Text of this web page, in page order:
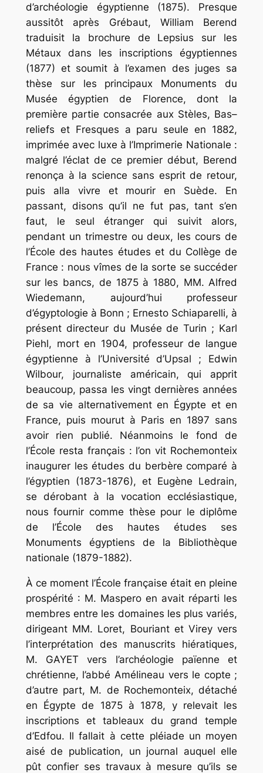
d’archéologie
égyptienne (1875). Presque
aussitôt après Grébaut, William Berend
traduisit la brochure de Lepsius sur les
Métaux
dans les inscriptions
égyptiennes
(1877) et soumit à l’examen des juges sa
thèse sur les principaux Monuments
du
Musée
égyptien de Florence, dont la
première partie consacrée aux Stèles, Bas–
reliefs et Fresques a paru seule en 1882,
imprimée avec luxe à l’Imprimerie Nationale :
malgré l’éclat de ce premier début, Berend
renonça à la science sans esprit de retour,
puis alla vivre et mourir en Suède. En
passant, disons qu’il ne fut pas, tant s’en
faut, le seul étranger qui suivit alors,
pendant un trimestre ou deux, les cours de
l’École des hautes études et du Collège de
France : nous vîmes de la sorte se succéder
sur les bancs, de 1875 à 1880, MM. Alfred
Wiedemann, aujourd’hui professeur
d’égyptologie à Bonn ; Ernesto Schiaparelli, à
présent directeur du Musée de Turin ; Karl
Piehl, mort en 1904, professeur de langue
égyptienne à l’Université d’Upsal ; Edwin
Wilbour, journaliste américain, qui apprit
beaucoup, passa les vingt dernières années
de sa vie alternativement en Égypte et en
France, puis mourut à Paris en 1897 sans
avoir rien publié. Néanmoins le fond de
l’École resta français : l’on vit Rochemonteix
inaugurer les études du berbère comparé à
l’égyptien (1873-1876), et Eugène Ledrain,
se dérobant à la vocation ecclésiastique,
nous fournir comme thèse pour le diplôme
de l’École des hautes études ses
Monuments
égyptiens de la
Bibliothèque
nationale (1879-1882).
À ce moment l’École française était en pleine
prospérité : M. Maspero en avait réparti les
membres entre les domaines les plus variés,
dirigeant MM. Loret, Bouriant et Virey vers
l’interprétation des manuscrits hiératiques,
M. GAYET vers l’archéologie païenne et
chrétienne, l’abbé Amélineau vers le copte ;
d’autre part, M. de Rochemonteix, détaché
en Égypte de 1875 à 1878, y relevait les
inscriptions et tableaux du grand temple
d’Edfou. Il fallait à cette pléiade un moyen
aisé de publication, un journal auquel elle
pût confier ses travaux à mesure qu’ils se